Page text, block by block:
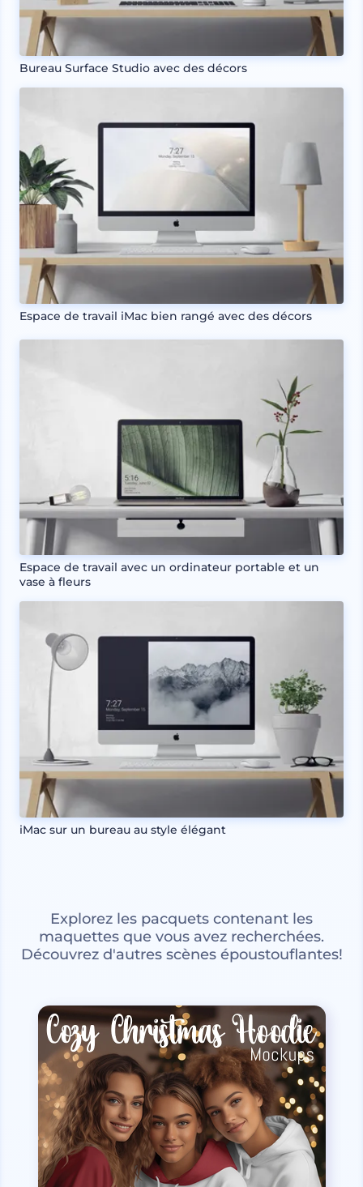
Bureau Surface Studio avec des décors
Espace de travail iMac bien rangé avec des décors
Espace de travail avec un ordinateur portable et un
vase à fleurs
iMac sur un bureau au style élégant
Explorez les pacquets contenant les
maquettes que vous avez recherchées.
Découvrez d'autres scènes époustouflantes!